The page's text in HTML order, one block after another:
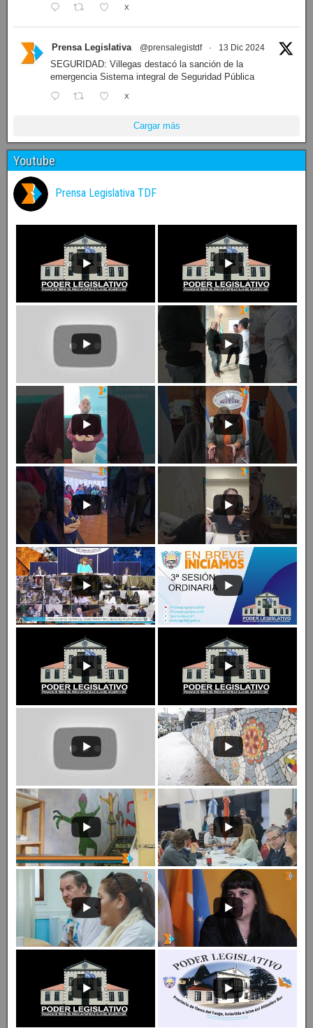
X
Prensa Legislativa @prensalegistdf · 13 Dic 2024
SEGURIDAD: Villegas destacó la sanción de la
emergencia Sistema integral de Seguridad Pública
X
Cargar más
Youtube
Prensa Legislativa TDF